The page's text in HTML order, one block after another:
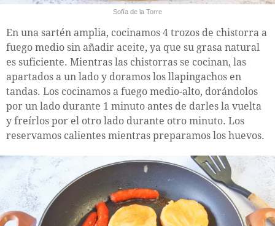
Sofía de la Torre
En una sartén amplia, cocinamos 4 trozos de chistorra a
fuego medio sin añadir aceite, ya que su grasa natural
es suficiente. Mientras las chistorras se cocinan, las
apartados a un lado y doramos los llapingachos en
tandas. Los cocinamos a fuego medio-alto, dorándolos
por un lado durante 1 minuto antes de darles la vuelta
y freírlos por el otro lado durante otro minuto. Los
reservamos calientes mientras preparamos los huevos.